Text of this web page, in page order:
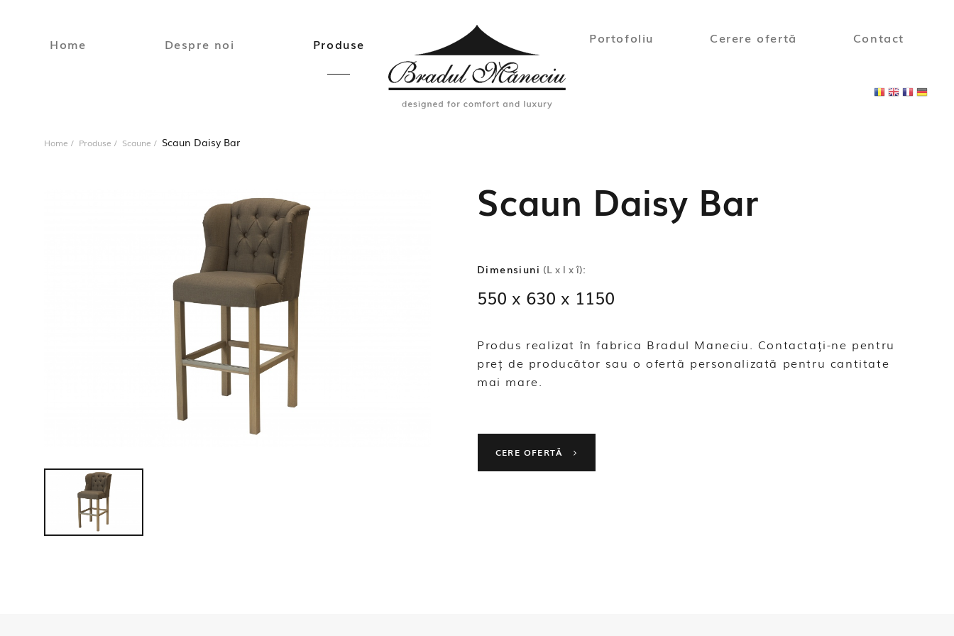
Home Despre noi Produse Portofoliu Cerere ofertă Contact
Home Produse Scaune Scaun Daisy Bar
Scaun Daisy Bar
Dimensiuni (L x l x î):
550 x 630 x 1150
Produs realizat în fabrica Bradul Maneciu. Contactați-ne pentru
preț de producător sau o ofertă personalizată pentru cantitate
mai mare.
CERE OFERTĂ